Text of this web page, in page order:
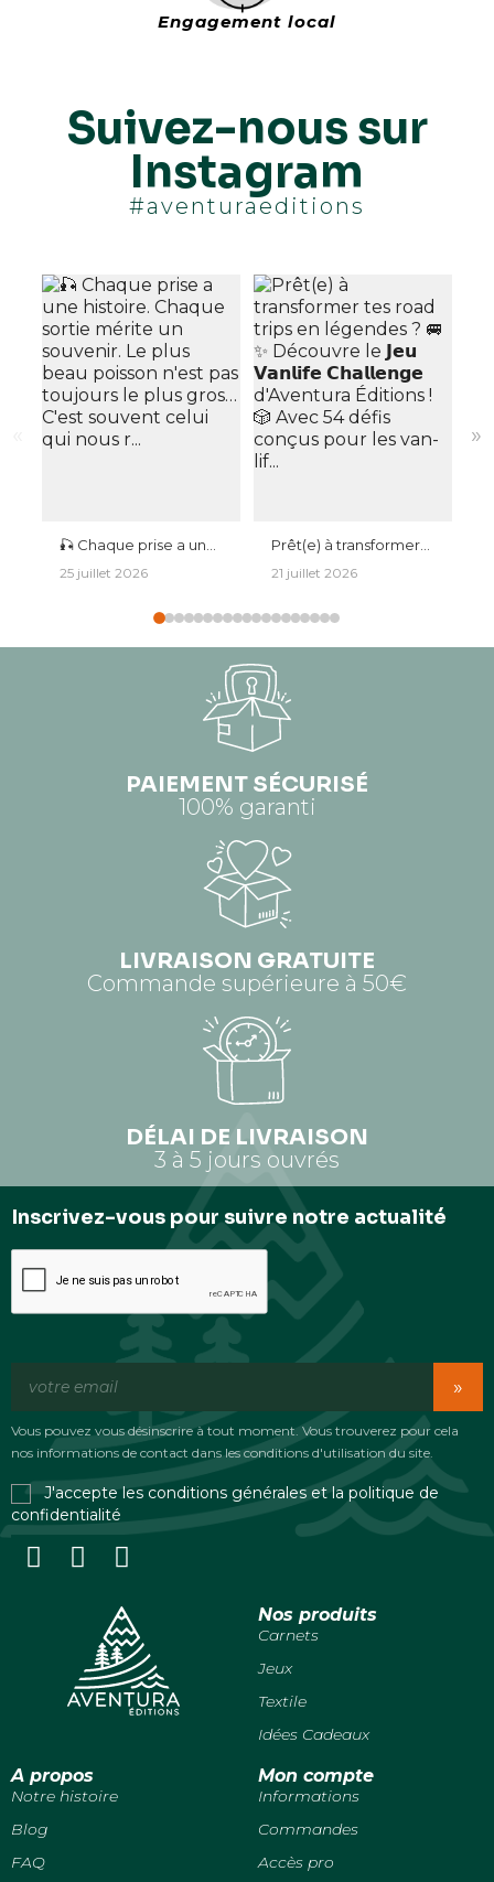
Engagement local
Suivez-nous sur
Instagram
#aventuraeditions
🎣 Chaque prise a une
histoire. Chaque sortie
mérite un souvenir. Le
n'est pas toujours le
plus gros… C'est
25 juillet 2026
Prêt(e) à transformer
tes road trips en
légendes ? 🚐✨
𝗩𝗮𝗻𝗹𝗶𝗳𝗲 𝗖𝗵𝗮𝗹𝗹𝗲𝗻𝗴𝗲
d'Aventura Éditions ! 🎲
Avec 54 défis conçus
pour les van-lif...
21 juillet 2026
»
PAIEMENT SÉCURISÉ
100% garanti
LIVRAISON GRATUITE
Commande supérieure à 50€
DÉLAI DE LIVRAISON
3 à 5 jours ouvrés
Inscrivez-vous pour suivre notre actualité
»
Vous pouvez vous désinscrire à tout moment. Vous trouverez pour cela
nos informations de contact dans les conditions d'utilisation du site.
J'accepte les conditions générales et la politique de
confidentialité
Nos produits
Carnets
Jeux
Textile
Idées Cadeaux
A propos
Notre histoire
Blog
FAQ
Mon compte
Informations
Commandes
Accès pro